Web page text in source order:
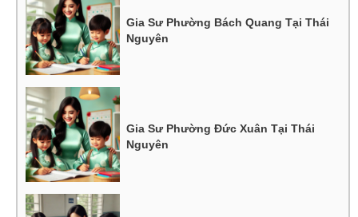
Gia Sư Phường Bách Quang Tại Thái
Nguyên
Gia Sư Phường Đức Xuân Tại Thái
Nguyên